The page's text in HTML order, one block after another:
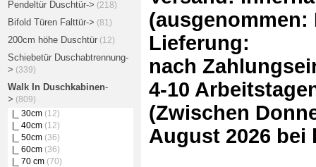
Pendeltür Duschtür-> (218)
Bifold Türen Falttür-> (81)
200cm höhe Duschtür(12)
Schiebetür Duschabtrennung-
> (339)
Walk In Duschkabinen-
> (809)
|_ 30cm(12)
|_ 40cm(12)
|_ 50cm(36)
|_ 60cm(36)
|_ 70 cm(70)
Lieferung:
nach
4-10
(Zwischen
August 2026